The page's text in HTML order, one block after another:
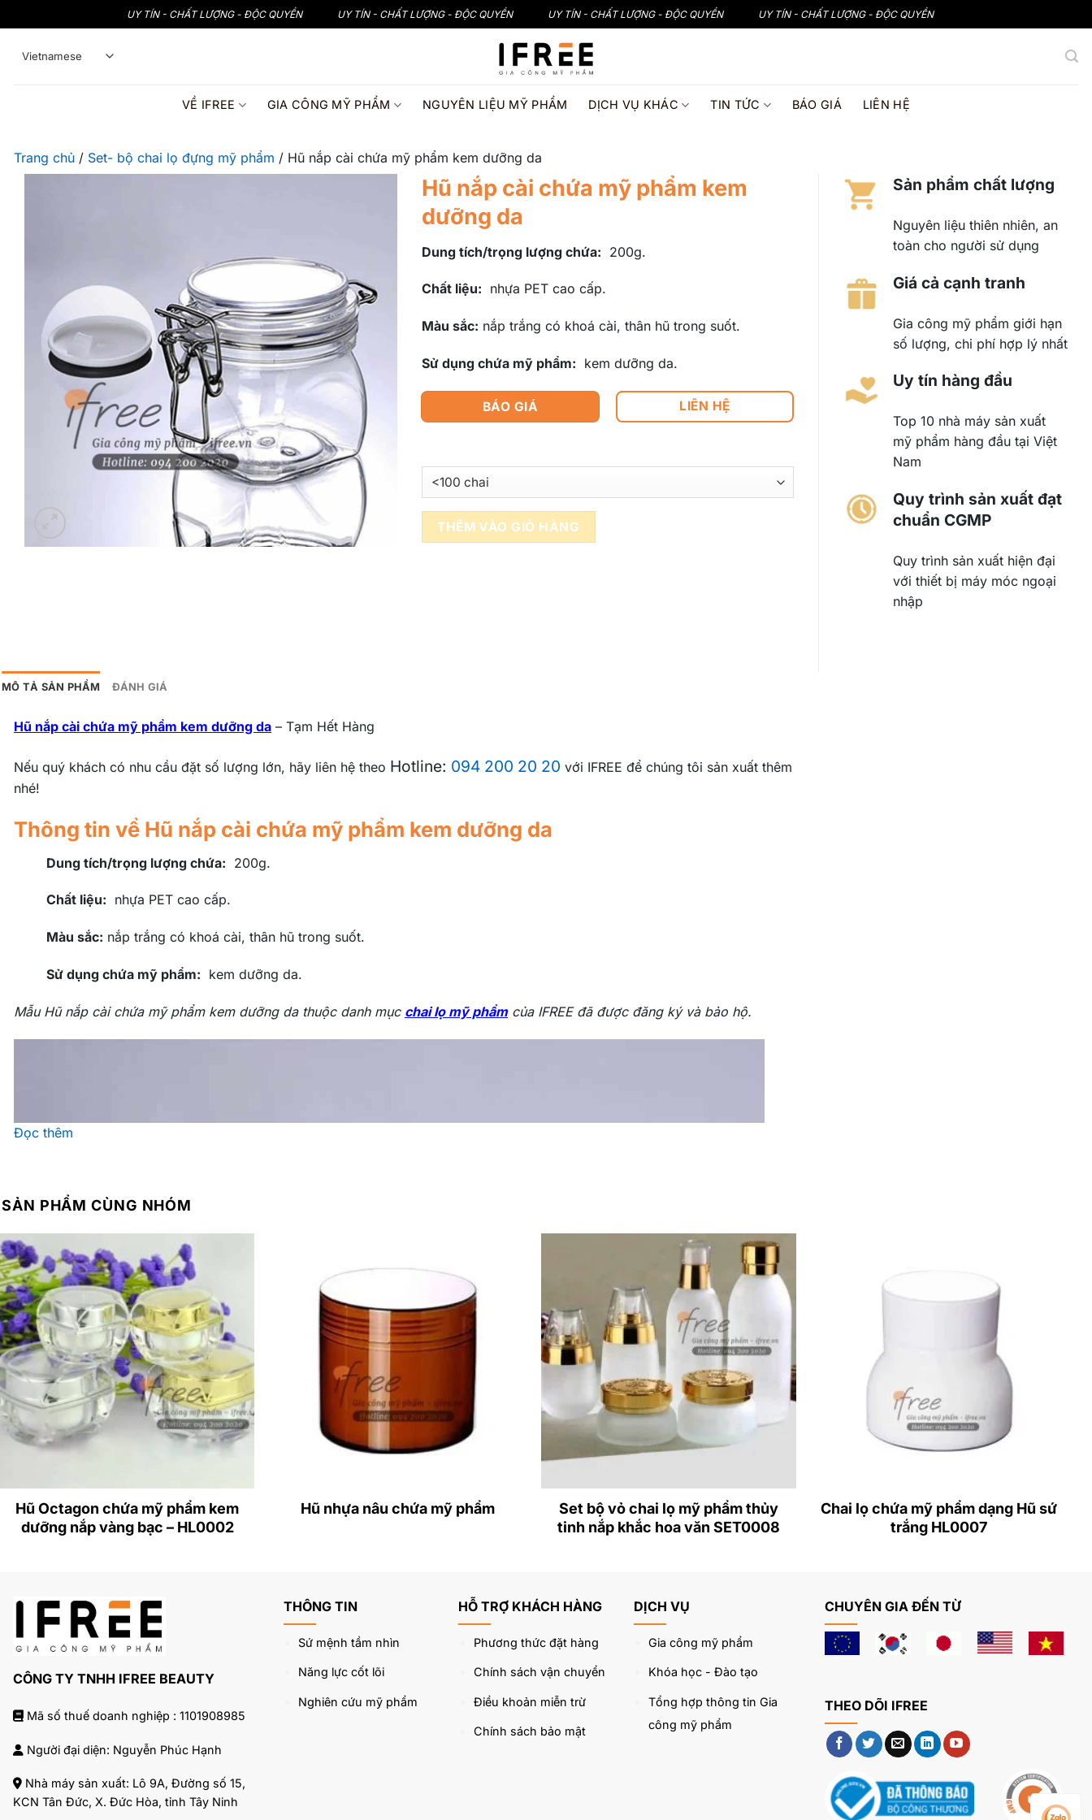
qua
UY TÍN - CHẤT LƯỢNG - ĐỘC QUYỀN UY TÍN - CHẤT LƯỢNG - ĐỘC QUYỀN UY TÍN - CHẤT LƯỢNG - ĐỘC QUYỀN UY TÍN - CHẤT LƯỢNG - ĐỘC QUYỀN
VỀ IFREE GIA CÔNG MỸ PHẨM NGUYÊN LIỆU MỸ PHẨM DỊCH VỤ KHÁC TIN TỨC BÁO GIÁ LIÊN HỆ
Trang chủ / Set- bộ chai lọ đựng mỹ phẩm / Hũ nắp cài chứa mỹ phẩm kem dưỡng da
Sản phẩm chất lượng
Nguyên liệu thiên nhiên, an
toàn cho người sử dụng
Giá cả cạnh tranh
Gia công mỹ phẩm giới hạn
số lượng, chi phí hợp lý nhất
Uy tín hàng đầu
Top 10 nhà máy sản xuất
mỹ phẩm hàng đầu tại Việt
Nam
Quy trình sản xuất đạt
chuẩn CGMP
Quy trình sản xuất hiện đại
với thiết bị máy móc ngoại
nhập
Hũ nắp cài chứa mỹ phẩm kem
dưỡng da
Dung tích/trọng lượng chứa: 200g.
Chất liệu: nhựa PET cao cấp.
Màu sắc: nắp trắng có khoá cài, thân hũ trong suốt.
Sử dụng chứa mỹ phẩm: kem dưỡng da.
BÁO GIÁ LIÊN HỆ
THÊM VÀO GIỎ HÀNG
MÔ TẢ SẢN PHẨM ĐÁNH GIÁ
Hũ nắp cài chứa mỹ phẩm kem dưỡng da – Tạm Hết Hàng
Nếu quý khách có nhu cầu đặt số lượng lớn, hãy liên hệ theo Hotline: 094 200 20 20 với IFREE để chúng tôi sản xuất thêm
nhé!
Thông tin về Hũ nắp cài chứa mỹ phẩm kem dưỡng da
Dung tích/trọng lượng chứa: 200g.
Chất liệu: nhựa PET cao cấp.
Màu sắc: nắp trắng có khoá cài, thân hũ trong suốt.
Sử dụng chứa mỹ phẩm: kem dưỡng da.
Mẫu Hũ nắp cài chứa mỹ phẩm kem dưỡng da thuộc danh mục chai lọ mỹ phẩmcủa IFREE đã được đăng ký và bảo hộ.
Đọc thêm
SẢN PHẨM CÙNG NHÓM
Hũ Octagon chứa mỹ phẩm kem
dưỡng nắp vàng bạc – HL0002
Hũ nhựa nâu chứa mỹ phẩm
Set bộ vỏ chai lọ mỹ phẩm thủy
tinh nắp khắc hoa văn SET0008
Chai lọ chứa mỹ phẩm dạng Hũ sứ
trắng HL0007
CÔNG TY TNHH IFREE BEAUTY
Mã số thuế doanh nghiệp : 1101908985
Người đại diện: Nguyễn Phúc Hạnh
Nhà máy sản xuất: Lô 9A, Đường số 15,
KCN Tân Đức, X. Đức Hòa, tỉnh Tây Ninh
THÔNG TIN
Sứ mệnh tầm nhìn
Năng lực cốt lõi
Nghiên cứu mỹ phẩm
HỖ TRỢ KHÁCH HÀNG
Phương thức đặt hàng
Chính sách vận chuyển
Điều khoản miễn trừ
Chính sách bảo mật
DỊCH VỤ
Gia công mỹ phẩm
Khóa học - Đào tạo
Tổng hợp thông tin Gia
công mỹ phẩm
CHUYÊN GIA ĐẾN TỪ
THEO DÕI IFREE